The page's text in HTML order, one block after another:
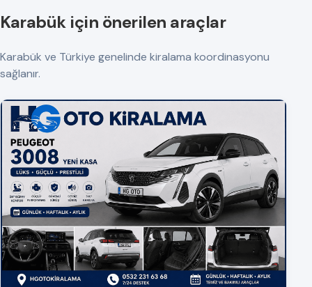
Karabük için önerilen araçlar
Karabük ve Türkiye genelinde kiralama koordinasyonu
sağlanır.